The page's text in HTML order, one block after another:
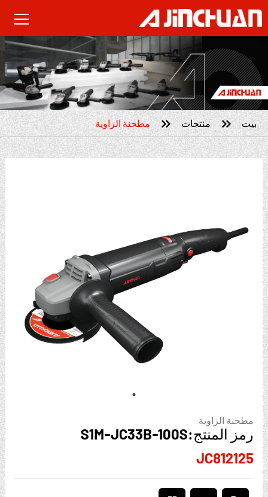
بيت  منتجات  مطحنة الزاوية
مطحنة الزاوية
رمز المنتج:S1M-JC33B-100S
JC812125